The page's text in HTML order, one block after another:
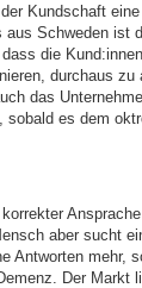
Kundschaft
Schweden ist
die
durchaus zu
das
sobald es dem
aber sucht
Antworten mehr,
Der Markt